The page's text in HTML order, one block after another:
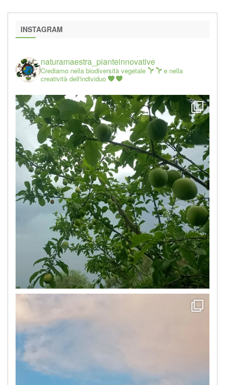
INSTAGRAM
naturamaestra_pianteinnovative
Crediamo nella biodiversità vegetale
e nella
creatività dell'individuo